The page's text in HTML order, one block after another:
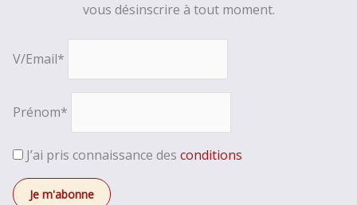
vous désinscrire à tout moment.
V/Email*
Prénom*
J’ai pris connaissance des conditions